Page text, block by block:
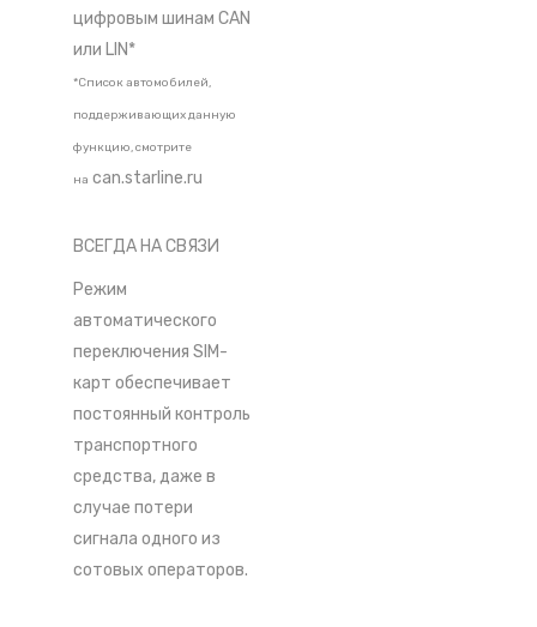
цифровым шинам CAN
или LIN*
*Список автомобилей,
поддерживающих данную
функцию, смотрите
на can.starline.ru
ВСЕГДА НА СВЯЗИ
Режим
автоматического
переключения SIM-
карт обеспечивает
постоянный контроль
транспортного
средства, даже в
случае потери
сигнала одного из
сотовых операторов.